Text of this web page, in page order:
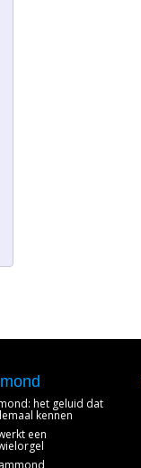
het geluid dat
kennen
een